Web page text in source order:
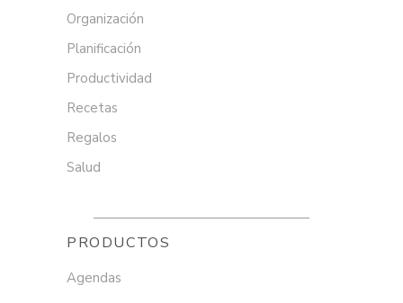
Organización
Planificación
Productividad
Recetas
Regalos
Salud
PRODUCTOS
Agendas